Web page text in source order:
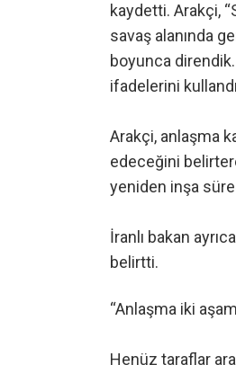
kaydetti. Arakçi,
savaş alanında
boyunca
ifadelerini
Arakçi, anlaşma
edeceğini
yeniden inşa
İranlı bakan
belirtti.
“Anlaşma iki
Henüz taraflar